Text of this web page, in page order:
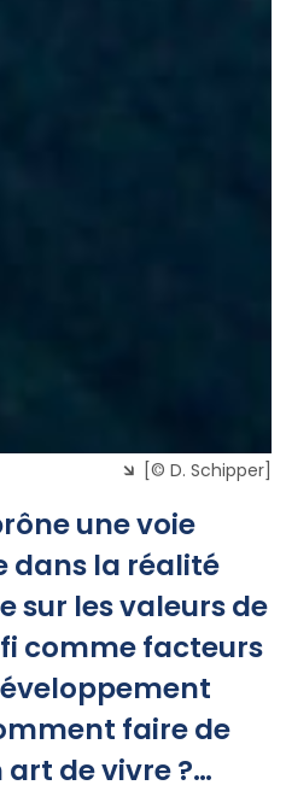
[© D. Schipper]
une voie
dans la réalité
sur les valeurs de
comme facteurs
faire de
art de vivre ?…